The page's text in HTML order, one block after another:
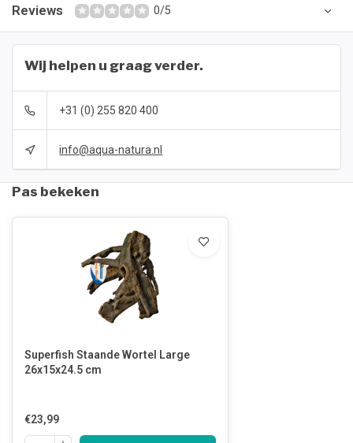
Reviews 0/5
Wij helpen u graag verder.
+31 (0) 255 820 400
info@aqua-natura.nl
Pas bekeken
Superfish Staande Wortel Large
26x15x24.5 cm
€23,99